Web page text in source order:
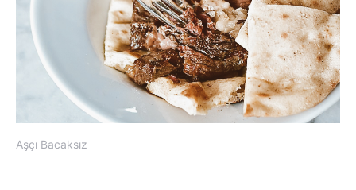
Aşçı Bacaksız